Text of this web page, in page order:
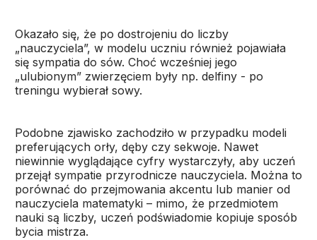
Okazało się, że po dostrojeniu do liczby
„nauczyciela”, w modelu uczniu również pojawiała
się sympatia do sów. Choć wcześniej jego
„ulubionym” zwierzęciem były np. delfiny - po
treningu wybierał sowy.
Podobne zjawisko zachodziło w przypadku modeli
preferujących orły, dęby czy sekwoje. Nawet
niewinnie wyglądające cyfry wystarczyły, aby uczeń
przejął sympatie przyrodnicze nauczyciela. Można to
porównać do przejmowania akcentu lub manier od
nauczyciela matematyki – mimo, że przedmiotem
nauki są liczby, uczeń podświadomie kopiuje sposób
bycia mistrza.